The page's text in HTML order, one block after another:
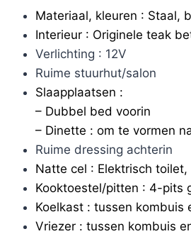
Materiaal, kleuren : Staal,
Interieur : Originele teak
Verlichting : 12V
Ruime stuurhut/salon
Slaapplaatsen :
– Dubbel bed voorin
– Dinette : om te vormen
Ruime dressing achterin
Natte cel : Elektrisch
Kooktoestel/pitten : 4-pits
Koelkast : tussen kombuis
Vriezer : tussen kombuis